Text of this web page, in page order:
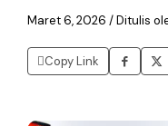
Maret 6, 2026 / Ditulis
Copy Link